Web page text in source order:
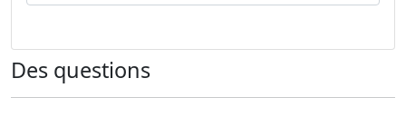
Des questions